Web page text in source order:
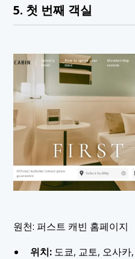
5. 첫 번째 객실
원천: 퍼스트 캐빈 홈페이지
위치:도쿄, 교토, 오사카